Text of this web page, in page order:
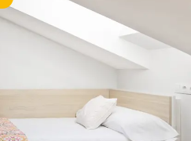
Español
Deutsch